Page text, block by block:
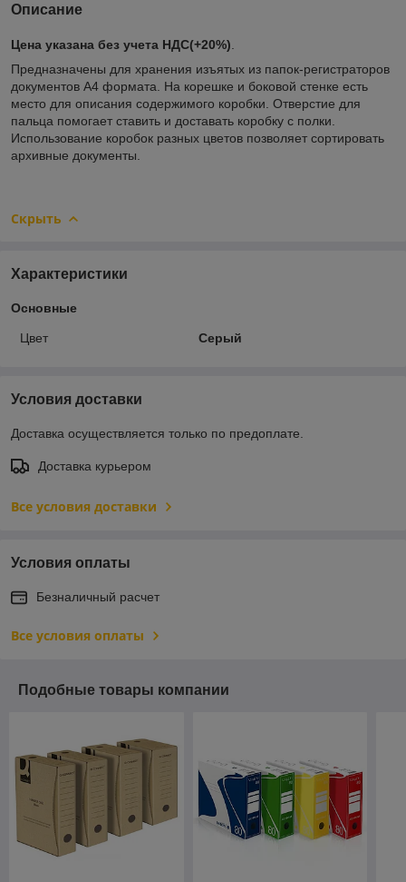
Описание
Цена указана без учета НДС(+20%)
Предназначены для хранения изъятых из папок-регистраторов
документов А4 формата. На корешке и боковой стенке есть
место для описания содержимого коробки. Отверстие для
пальца помогает ставить и доставать коробку с полки.
Использование коробок разных цветов позволяет сортировать
архивные документы.
Скрыть
Характеристики
Основные
Цвет Серый
Условия доставки
Доставка осуществляется только по предоплате.
Доставка курьером
Все условия доставки
Условия оплаты
Безналичный расчет
Все условия оплаты
Подобные товары компании